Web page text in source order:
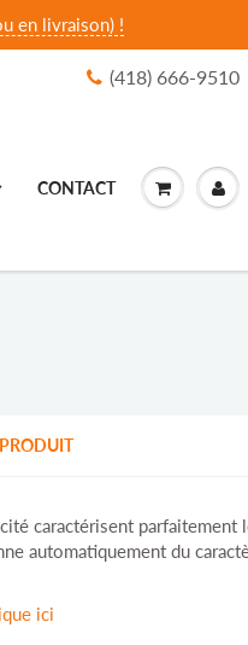
en livraison) !
(418) 666-9510
CONTACT
caractérisent parfaitement
automatiquement du
ici